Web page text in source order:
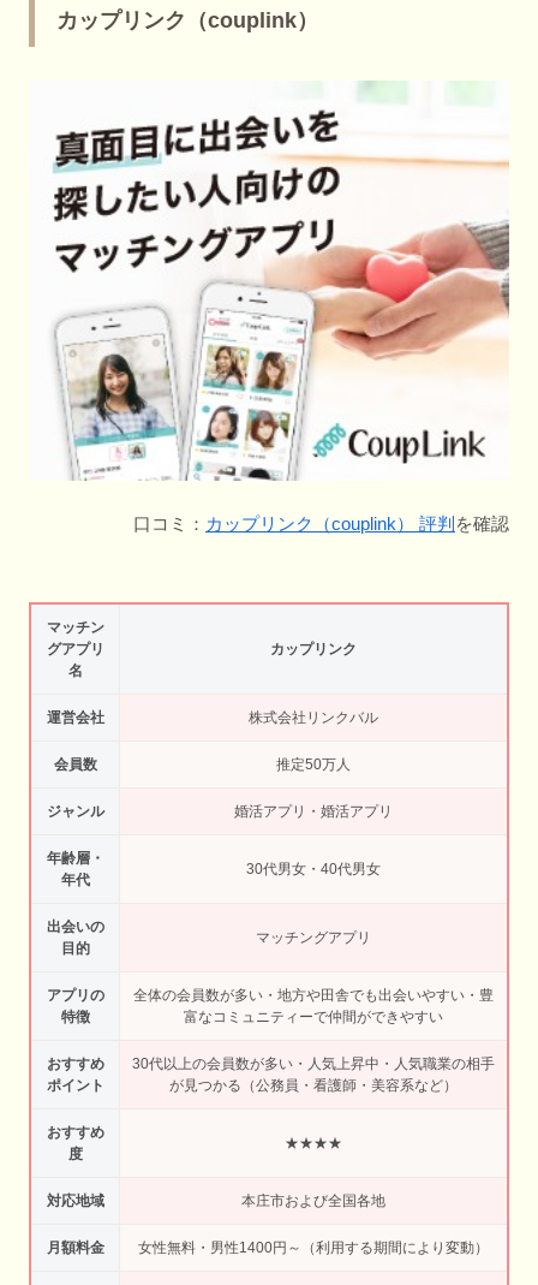
カップリンク（couplink）
口コミ： カップリンク（couplink） 評判 を確認
マッチン
グアプリ
名
カップリンク
運営会社 株式会社リンクバル
会員数 推定50万人
ジャンル 婚活アプリ・婚活アプリ
年齢層・
年代
30代男女・40代男女
出会いの
目的
マッチングアプリ
アプリの
特徴
全体の会員数が多い・地方や田舎でも出会いやすい・豊
富なコミュニティーで仲間ができやすい
おすすめ
ポイント
30代以上の会員数が多い・人気上昇中・人気職業の相手
が見つかる（公務員・看護師・美容系など）
おすすめ
度
★★★★
対応地域 本庄市および全国各地
月額料金 女性無料・男性1400円～（利用する期間により変動）